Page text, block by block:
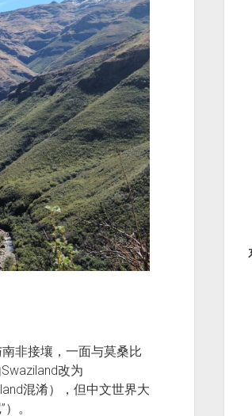
非接壤，一面与莫桑比
改为
混淆），但中文世界大
。